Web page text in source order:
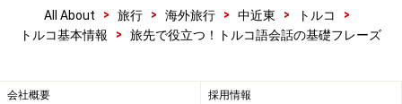
All About > 旅行 > 海外旅行 > 中近東 > トルコ
>
トルコ基本情報
> 旅先で役立つ！トルコ語会話の基礎フレーズ
会社概要 採用情報